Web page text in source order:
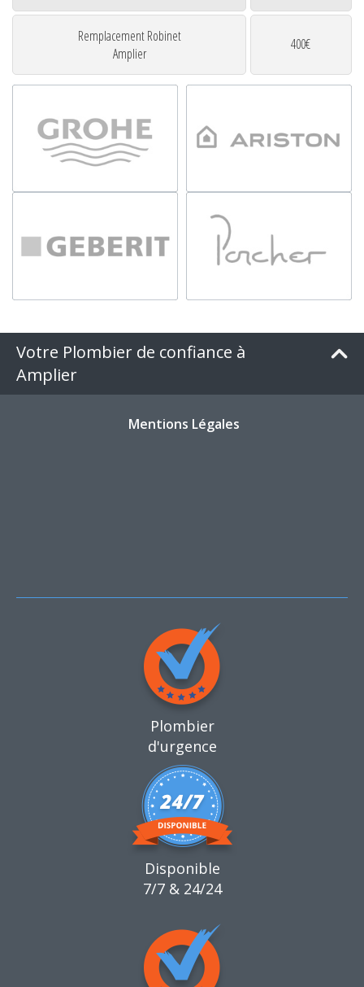
Remplacement Robinet
Amplier
400€
Votre Plombier de confiance à
Amplier
Mentions Légales
Plombier
d'urgence
Disponible
7/7 & 24/24